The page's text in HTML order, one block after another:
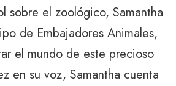
sobre el zoológico, Samantha
de Embajadores Animales,
el mundo de este precioso
en su voz, Samantha cuenta